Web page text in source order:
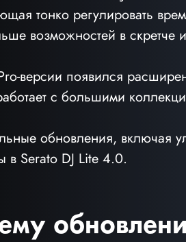
тонко регулировать
возможностей в скретче
версии появился
с большими
обновления, включая
в Serato DJ Lite 4.0.